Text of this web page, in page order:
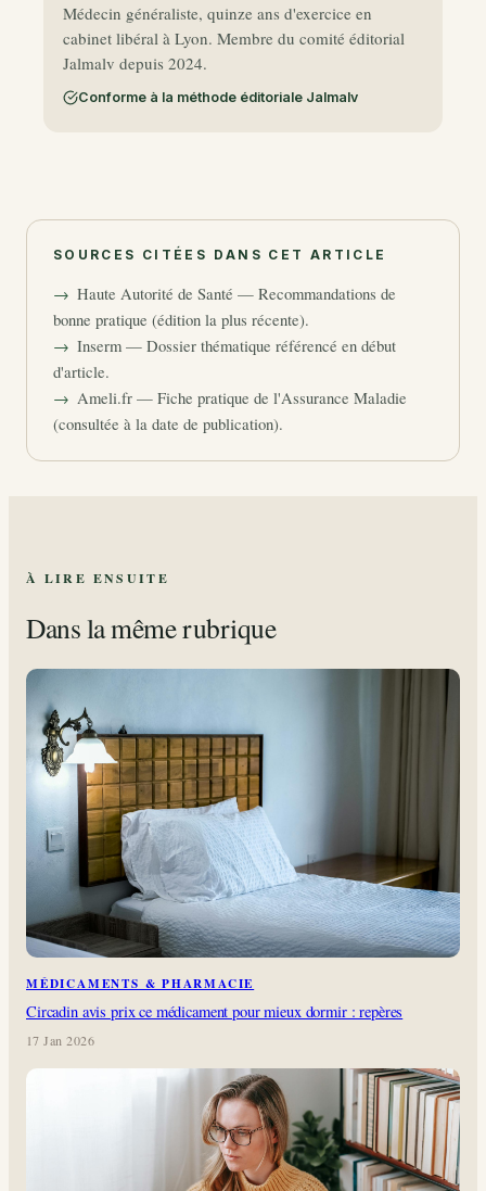
Médecin généraliste, quinze ans d'exercice en
cabinet libéral à Lyon. Membre du comité éditorial
Jalmalv depuis 2024.
Conforme à la méthode éditoriale Jalmalv
SOURCES CITÉES DANS CET ARTICLE
Haute Autorité de Santé — Recommandations de
bonne pratique (édition la plus récente).
Inserm — Dossier thématique référencé en début
d'article.
Ameli.fr — Fiche pratique de l'Assurance Maladie
(consultée à la date de publication).
À LIRE ENSUITE
Dans la même rubrique
MÉDICAMENTS & PHARMACIE
Circadin avis prix ce médicament pour mieux dormir : repères
17 Jan 2026